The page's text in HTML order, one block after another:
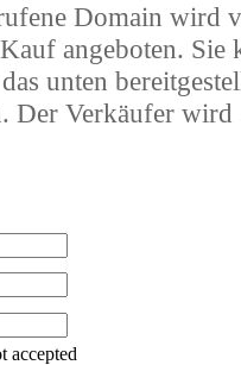
Domain wird
angeboten. Sie
unten
Der Verkäufer wird
accepted